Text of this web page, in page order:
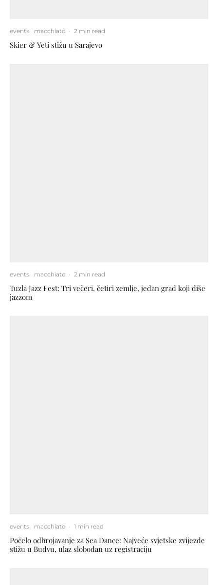
events macchiato · 2 min read
Skier & Yeti stižu u Sarajevo
events macchiato · 2 min read
Tuzla Jazz Fest: Tri večeri, četiri zemlje, jedan grad koji diše
jazzom
events macchiato · 1 min read
Počelo odbrojavanje za Sea Dance: Najveće svjetske zvijezde
stižu u Budvu, ulaz slobodan uz registraciju